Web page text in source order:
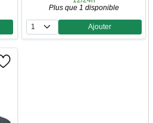
Plus que 1 disponible
Quantité
Ajouter